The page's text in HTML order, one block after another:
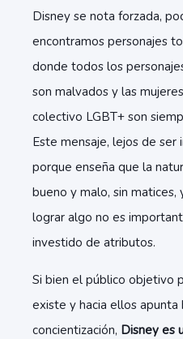
Disney se nota forzada,
encontramos personajes
donde todos los
son malvados y las
colectivo LGBT+ son
Este mensaje, lejos de ser
porque enseña que la
bueno y malo, sin matices,
lograr algo no es
investido de atributos.
Si bien el público objetivo
existe y hacia ellos
concientización, Disney es